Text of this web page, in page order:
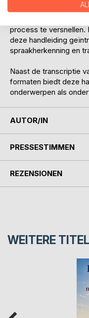
Het transcriberen van
process te versnellen.
deze handleiding
spraakherkenning en
Naast de transcriptie
formaten biedt deze
onderwerpen als
AUTOR/IN
PRESSESTIMMEN
REZENSIONEN
WEITERE